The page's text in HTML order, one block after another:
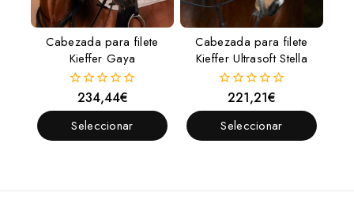
Cabezada para filete
Kieffer Gaya
fuera
de
234,44€
Seleccionar
Cabezada para filete
Kieffer Ultrasoft Stella
fuera
de
221,21€
Seleccionar